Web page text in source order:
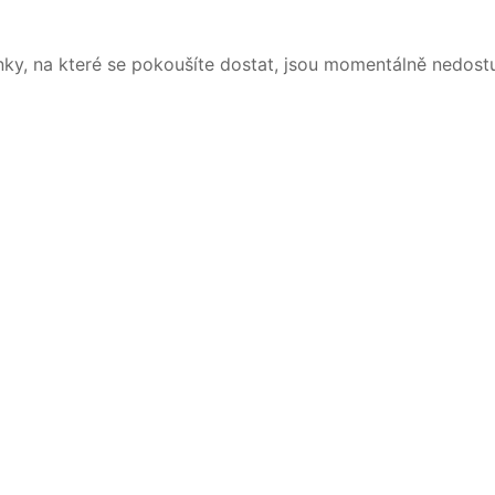
na které se pokoušíte dostat, jsou momentálně